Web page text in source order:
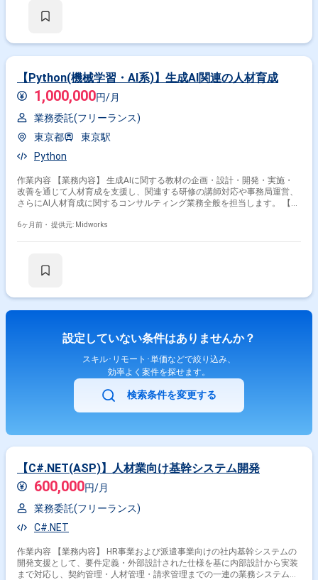
や要望を含めた分析可能な形に変換し、業界・企業特有の文脈を理解した
シュボードの実装まで一貫して推進し、Bizチーム・プロダクトチーム・
ユーザー企業と連携しながら仮説検証を繰り返し、分析基盤や可視化環境
を構築していただきます。 【求める人物像】 データ基盤およびBI領域に
めております。データ品質や保守性を考慮した設計ができ、ユーザー価値
を重視しながらデータを通じて意思決定を支援できる方が望ましいです。
エンドユーザー視点でダッシュボードを設計でき、変化を楽しみつつ要件
が固まっていない環境でも前向きに推進できるマインドをお持ちの方を歓
迎いたします。Biz、PdM、エンジニアと協働しながらプロジェクトを進
められる協調性も重視しております。 【ポジションの魅力】 生成AIを活
用した新規事業の立ち上げに中核メンバーとして関わることができ、定性
データの高度な活用やナレッジ基盤構築といった先進的なテーマに取り組
んでいただけます。複数の大企業との契約実績がある環境で、プロダクト
の成長とともに自身の技術的・ビジネス的なスキルを高めることができま
およびReact Routerを採用しております。インフラストラクチャはAWSを
中心にFargate、Aurora、S3、ElastiCacheなどを利用し、Terraformで構
Datadog、Linearを活用しており、OpenAI APIやAnthropic APIなどの生成
AI関連サービスや、Github Copilot、Cursor Business、Devinなどの開発
【Python(機械学習・AI系)】生成AI関連の人材育成
1,000,000円/月
業務委託(フリーランス)
東京都
東京駅
Python
作業内容 【業務内容】 生成AIに関する教材の企画・設計・開発・実施・
改善を通じて人材育成を支援し、関連する研修の講師対応や事務局運営、
さらにAI人材育成に関するコンサルティング業務全般を担当します。 【作
師対応 ・研修事務局運営 ・AI人材育成に関するコンサルティング業務全
6ヶ月前・ 提供元: Midworks
設定していない条件はありませんか？
スキル･リモート･単価などで絞り込み、
効率よく案件を探せます。
検索条件を変更する
【C#.NET(ASP)】人材業向け基幹システム開発
600,000円/月
業務委託(フリーランス)
C#.NET
作業内容 【業務内容】 HR事業および派遣事業向けの社内基幹システムの
開発支援として、要件定義・外部設計された仕様を基に内部設計から実装
まで対応し、契約管理・人材管理・請求管理までの一連の業務システム開